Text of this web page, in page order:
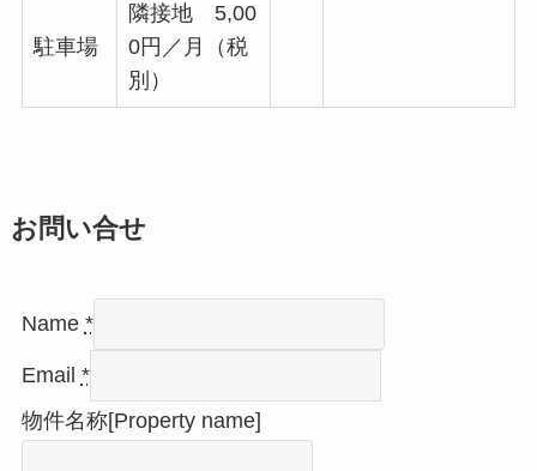
駐車場
隣接地 5,00
0円／月（税
別）
お問い合せ
Name *
Email *
物件名称[Property name]